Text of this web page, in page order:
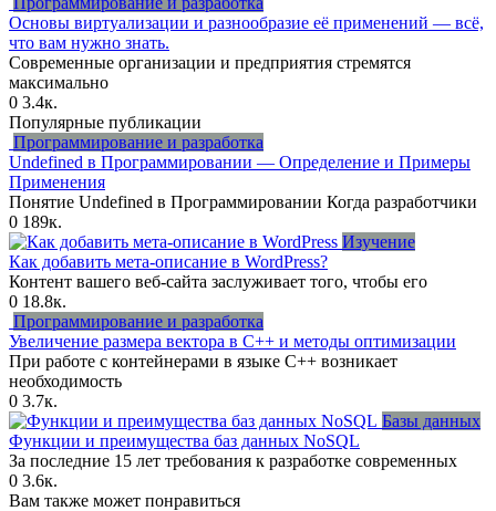
Основы виртуализации и разнообразие её применений — всё,
что вам нужно знать.
Современные организации и предприятия стремятся
максимально
0 3.4к.
Популярные публикации
Программирование и разработка
Undefined в Программировании — Определение и Примеры
Применения
Понятие Undefined в Программировании Когда разработчики
0 189к.
Изучение
Как добавить мета-описание в WordPress?
Контент вашего веб-сайта заслуживает того, чтобы его
0 18.8к.
Программирование и разработка
Увеличение размера вектора в C++ и методы оптимизации
При работе с контейнерами в языке C++ возникает
необходимость
0 3.7к.
Базы данных
Функции и преимущества баз данных NoSQL
За последние 15 лет требования к разработке современных
0 3.6к.
Вам также может понравиться